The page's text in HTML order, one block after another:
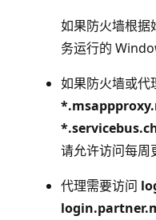
如果防火墙根据
务运行的
如果防火墙或代
请允许访问每周
代理需要访问